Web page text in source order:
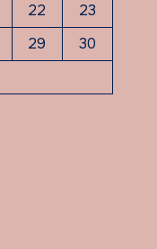
22
23
29
30